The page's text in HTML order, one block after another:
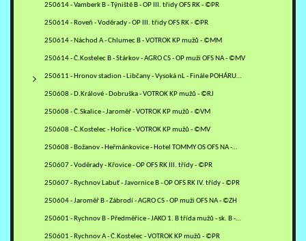
250614 - Vamberk B - Týniště B - OP III. třidy OFS RK - ©PR
250614 - Roveň - Voděrady - OP III. třidy OFS RK - ©PR
250614 - Náchod A - Chlumec B - VOTROK KP mužů - ©MM
250614 - Č.Kostelec B - Stárkov - AGRO CS - OP muži OFS NA - ©MV
250611 - Hronov stadion - Libčany - Vysoká nL - Finále POHÁRU…
250608 - D.Králové - Dobruška - VOTROK KP mužů - ©RJ
250608 - Č.Skalice - Jaroměř - VOTROK KP mužů - ©VM
250608 - Č.Kostelec - Hořice - VOTROK KP mužů - ©MV
250608 - Božanov - Heřmánkovice - Hotel TOMMY OS OFS NA -…
250607 - Voděrady - Křovice - OP OFS RK III. třídy - ©PR
250607 - Rychnov Labuť - Javornice B - OP OFS RK IV. třídy - ©PR
250604 - Jaroměř B - Zábrodí - AGRO CS - OP muži OFS NA - ©ZH
250601 - Rychnov B - Předměřice - JAKO 1. B třída mužů - sk. B -…
250601 - Rychnov A - Č.Kostelec - VOTROK KP mužů - ©PR